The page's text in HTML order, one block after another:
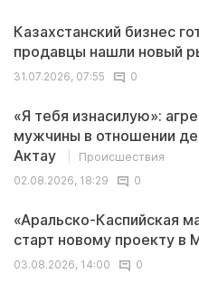
Казахстанский бизнес
продавцы нашли новый
31.07.2026, 07:55
0
«Я тебя изнасилую»:
мужчины в отношении
Актау
Происшествия
02.08.2026, 18:29
0
«Аральско-Каспийская
старт новому проекту в
03.08.2026, 14:00
0